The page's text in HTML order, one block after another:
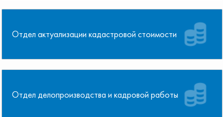
Отдел актуализации кадастровой стоимости
Отдел делопроизводства и кадровой работы